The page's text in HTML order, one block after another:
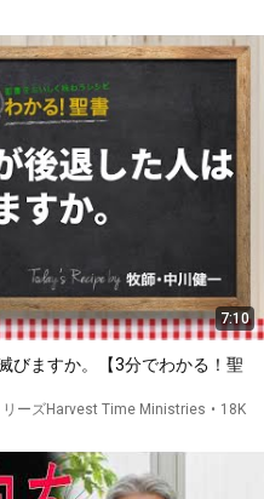
7:10
びますか。【3分でわかる！聖
ーズHarvest Time Ministries • 18K